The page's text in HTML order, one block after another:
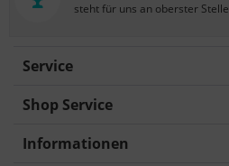
steht für uns an oberster Stelle
Service
Shop Service
Informationen